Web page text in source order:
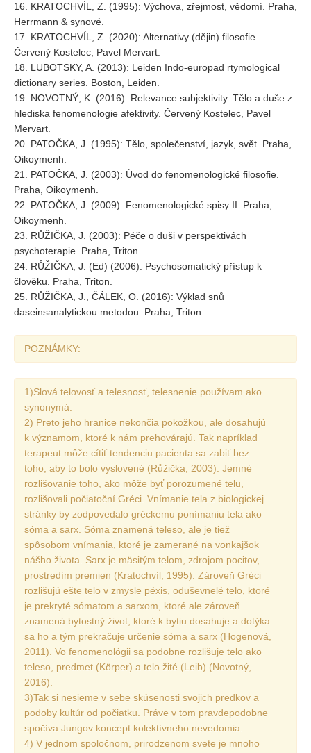
16. KRATOCHVÍL, Z. (1995): Výchova, zřejmost, vědomí. Praha,
Herrmann & synové.
17. KRATOCHVÍL, Z. (2020): Alternativy (dějin) filosofie.
Červený Kostelec, Pavel Mervart.
18. LUBOTSKY, A. (2013): Leiden Indo-europad rtymological
dictionary series. Boston, Leiden.
19. NOVOTNÝ, K. (2016): Relevance subjektivity. Tělo a duše z
hlediska fenomenologie afektivity. Červený Kostelec, Pavel
Mervart.
20. PATOČKA, J. (1995): Tělo, společenství, jazyk, svět. Praha,
Oikoymenh.
21. PATOČKA, J. (2003): Úvod do fenomenologické filosofie.
Praha, Oikoymenh.
22. PATOČKA, J. (2009): Fenomenologické spisy II. Praha,
Oikoymenh.
23. RŮŽIČKA, J. (2003): Péče o duši v perspektivách
psychoterapie. Praha, Triton.
24. RŮŽIČKA, J. (Ed) (2006): Psychosomatický přístup k
člověku. Praha, Triton.
25. RŮŽIČKA, J., ČÁLEK, O. (2016): Výklad snů
daseinsanalytickou metodou. Praha, Triton.
POZNÁMKY:
1)Slová telovosť a telesnosť, telesnenie používam ako
synonymá.
2) Preto jeho hranice nekončia pokožkou, ale dosahujú
k významom, ktoré k nám prehovárajú. Tak napríklad
terapeut môže cítiť tendenciu pacienta sa zabiť bez
toho, aby to bolo vyslovené (Růžička, 2003). Jemné
rozlišovanie toho, ako môže byť porozumené telu,
rozlišovali počiatoční Gréci. Vnímanie tela z biologickej
stránky by zodpovedalo gréckemu ponímaniu tela ako
sóma a sarx. Sóma znamená teleso, ale je tiež
spôsobom vnímania, ktoré je zamerané na vonkajšok
nášho života. Sarx je mäsitým telom, zdrojom pocitov,
prostredím premien (Kratochvíl, 1995). Zároveň Gréci
rozlišujú ešte telo v zmysle péxis, oduševnelé telo, ktoré
je prekryté sómatom a sarxom, ktoré ale zároveň
znamená bytostný život, ktoré k bytiu dosahuje a dotýka
sa ho a tým prekračuje určenie sóma a sarx (Hogenová,
2011). Vo fenomenológii sa podobne rozlišuje telo ako
teleso, predmet (Körper) a telo žité (Leib) (Novotný,
2016).
3)Tak si nesieme v sebe skúsenosti svojich predkov a
podoby kultúr od počiatku. Práve v tom pravdepodobne
spočíva Jungov koncept kolektívneho nevedomia.
4) V jednom spoločnom, prirodzenom svete je mnoho